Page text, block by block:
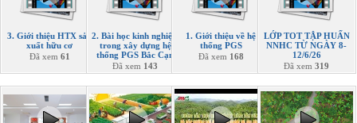
3. Giới thiệu HTX sản
xuất hữu cơ
Đã xem 61
2. Bài học kinh nghiệm
trong xây dựng hệ
thống PGS Bắc Cạn
Đã xem 143
1. Giới thiệu về hệ
thống PGS
Đã xem 168
LỚP TOT TẬP HUẤN
NNHC TỪ NGÀY 8-
12/6/26
Đã xem319